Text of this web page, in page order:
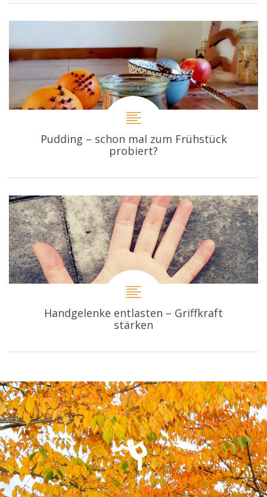
Pudding – schon mal zum Frühstück
probiert?
Handgelenke entlasten – Griffkraft
stärken